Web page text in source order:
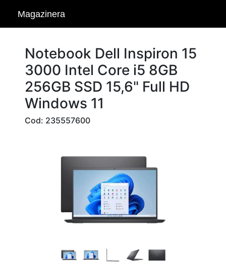
Magazinera
Notebook Dell Inspiron 15
3000 Intel Core i5 8GB
256GB SSD 15,6" Full HD
Windows 11
Cod: 235557600